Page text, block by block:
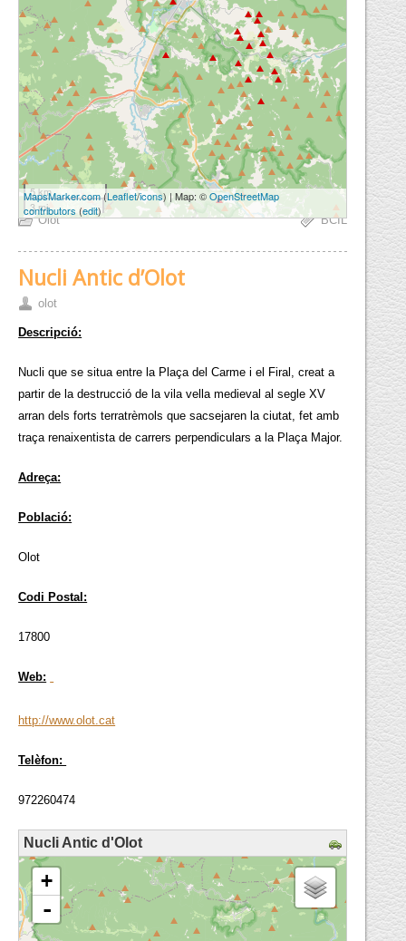
5 km
3 mi
MapsMarker.com(Leaflet/icons) | Map: ©OpenStreetMap
contributors (edit)
Olot BCIL
Nucli Antic d’Olot
olot
Descripció:
Nucli que se situa entre la Plaça del Carme i el Firal, creat a
partir de la destrucció de la vila vella medieval al segle XV
arran dels forts terratrèmols que sacsejaren la ciutat, fet amb
traça renaixentista de carrers perpendiculars a la Plaça Major.
Adreça:
Població:
Olot
Codi Postal:
17800
Web:
http://www.olot.cat
Telèfon:
972260474
Nucli Antic d'Olot
loading map - please wait...
+
-